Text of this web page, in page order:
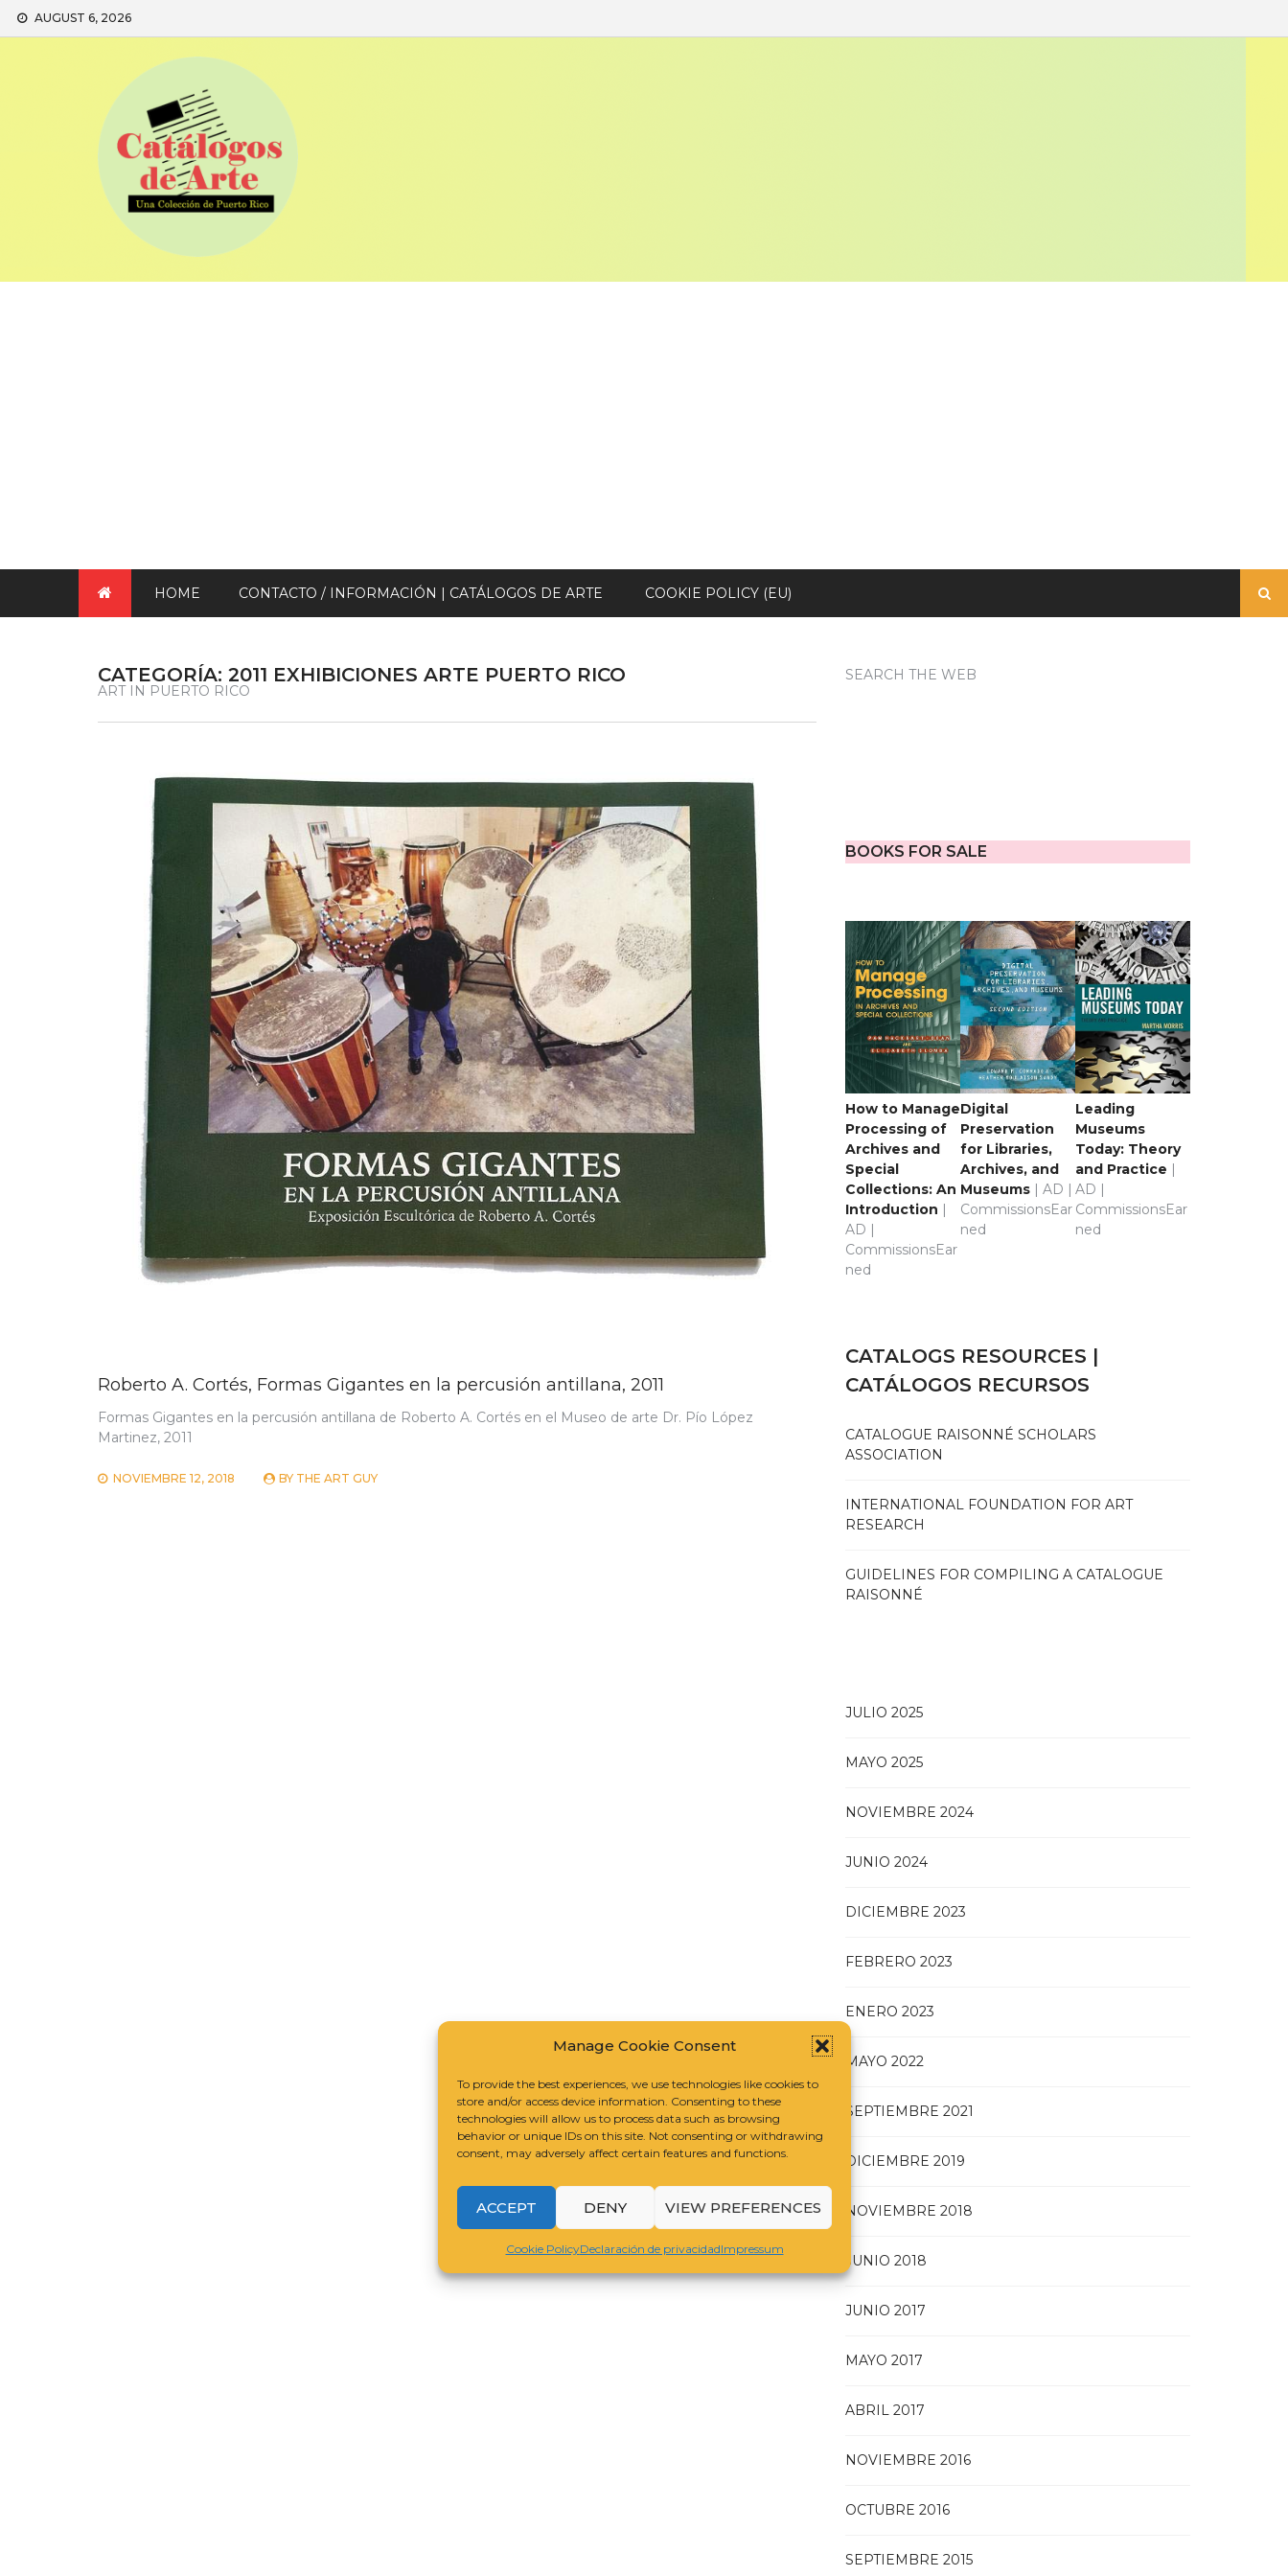
Manage Cookie Consent
To provide the best experiences, we use technologies like cookies to
store and/or access device information. Consenting to these
technologies will allow us to process data such as browsing
behavior or unique IDs on this site. Not consenting or withdrawing
consent, may adversely affect certain features and functions.
ACCEPT DENY VIEW PREFERENCES
Cookie PolicyDeclaración de privacidadImpressum
Skip
AUGUST 6, 2026
HOME CONTACTO / INFORMACIÓN | CATÁLOGOS DE ARTE COOKIE POLICY (EU)
CATEGORÍA: 2011 EXHIBICIONES ARTE PUERTO RICO
ART IN PUERTO RICO
Roberto A. Cortés, Formas Gigantes en la percusión antillana, 2011
Formas Gigantes en la percusión antillana de Roberto A. Cortés en el Museo de arte Dr. Pío López
Martinez, 2011
NOVIEMBRE 12, 2018 BY THE ART GUY
SEARCH THE WEB
BOOKS FOR SALE
How to Manage
Processing of
Archives and
Special
Collections: An
Introduction |
AD |
CommissionsEar
ned
Digital
Preservation
for Libraries,
Archives, and
Museums | AD |
CommissionsEar
ned
Leading
Museums
Today: Theory
and Practice
AD |
CommissionsEar
ned
CATALOGS RESOURCES |
CATÁLOGOS RECURSOS
CATALOGUE RAISONNÉ SCHOLARS
ASSOCIATION
INTERNATIONAL FOUNDATION FOR ART
RESEARCH
GUIDELINES FOR COMPILING A CATALOGUE
RAISONNÉ
JULIO 2025
MAYO 2025
NOVIEMBRE 2024
JUNIO 2024
DICIEMBRE 2023
FEBRERO 2023
ENERO 2023
MAYO 2022
SEPTIEMBRE 2021
DICIEMBRE 2019
NOVIEMBRE 2018
JUNIO 2018
JUNIO 2017
MAYO 2017
ABRIL 2017
NOVIEMBRE 2016
OCTUBRE 2016
SEPTIEMBRE 2015